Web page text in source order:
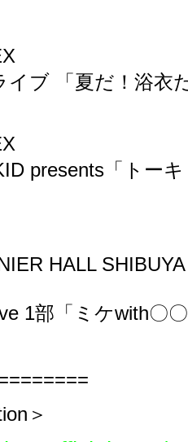
イブ 「夏だ！浴衣
presents「トー
HALL
1部「ミケwith〇
＞